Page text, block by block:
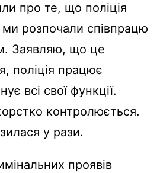
про те, що поліція
ми розпочали співпрацю
Заявляю, що це
поліція працює
всі свої функції.
контролюється.
у рази.
проявів